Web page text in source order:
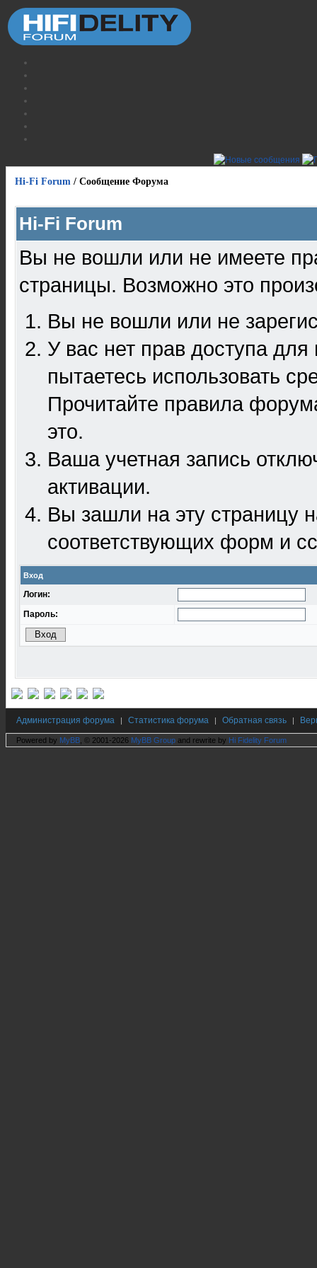
Hi-Fi Forum / Сообщение Форума
Hi-Fi Forum
Вы не вошли или не имеете
страницы. Возможно это
Вы не вошли или не
У вас нет прав доступа
пытаетесь использовать
Прочитайте правила
это.
Ваша учетная запись
активации.
Вы зашли на эту
соответствующих форм и
Вход
Логин:
Пароль:
Администрация форума | Статистика форума | Обратная связь |
Powered by MyBB , © 2001-2026 MyBB Group and rewrite by Hi Fidelity Forum